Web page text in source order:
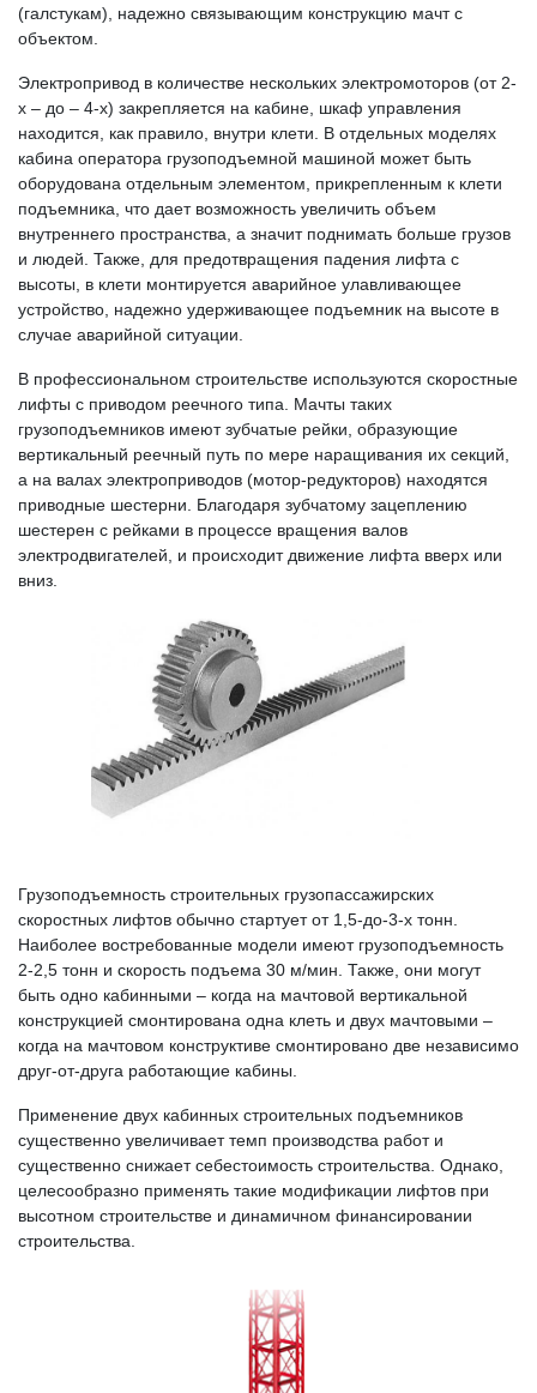
(галстукам), надежно связывающим конструкцию мачт с
объектом.
Электропривод в количестве нескольких электромоторов (от 2-
х – до – 4-х) закрепляется на кабине, шкаф управления
находится, как правило, внутри клети. В отдельных моделях
кабина оператора грузоподъемной машиной может быть
оборудована отдельным элементом, прикрепленным к клети
подъемника, что дает возможность увеличить объем
внутреннего пространства, а значит поднимать больше грузов
и людей. Также, для предотвращения падения лифта с
высоты, в клети монтируется аварийное улавливающее
устройство, надежно удерживающее подъемник на высоте в
случае аварийной ситуации.
В профессиональном строительстве используются скоростные
лифты с приводом реечного типа. Мачты таких
грузоподъемников имеют зубчатые рейки, образующие
вертикальный реечный путь по мере наращивания их секций,
а на валах электроприводов (мотор-редукторов) находятся
приводные шестерни. Благодаря зубчатому зацеплению
шестерен с рейками в процессе вращения валов
электродвигателей, и происходит движение лифта вверх или
вниз.
Грузоподъемность строительных грузопассажирских
скоростных лифтов обычно стартует от 1,5-до-3-х тонн.
Наиболее востребованные модели имеют грузоподъемность
2-2,5 тонн и скорость подъема 30 м/мин. Также, они могут
быть одно кабинными – когда на мачтовой вертикальной
конструкцией смонтирована одна клеть и двух мачтовыми –
когда на мачтовом конструктиве смонтировано две независимо
друг-от-друга работающие кабины.
Применение двух кабинных строительных подъемников
существенно увеличивает темп производства работ и
существенно снижает себестоимость строительства. Однако,
целесообразно применять такие модификации лифтов при
высотном строительстве и динамичном финансировании
строительства.